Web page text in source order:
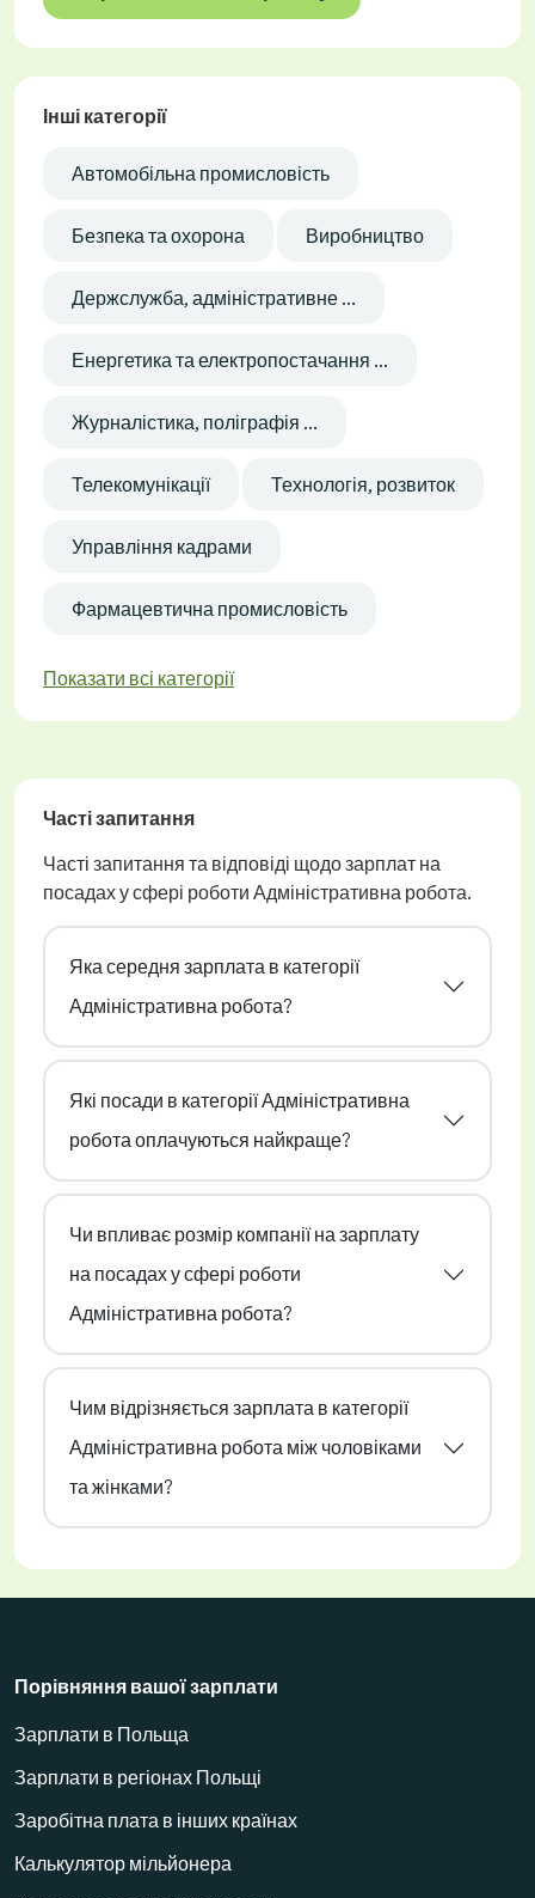
Інші категорії
Автомобільна промисловість
Безпека та охорона Виробництво
Держслужба, адміністративне ...
Енергетика та електропостачання ...
Журналістика, поліграфія ...
Телекомунікації Технологія, розвиток
Управління кадрами
Фармацевтична промисловість
Показати всі категорії
Часті запитання
Часті запитання та відповіді щодо зарплат на
посадах у сфері роботи Адміністративна робота.
Яка середня зарплата в категорії
Адміністративна робота?
Які посади в категорії Адміністративна
робота оплачуються найкраще?
Чи впливає розмір компанії на зарплату
на посадах у сфері роботи
Адміністративна робота?
Чим відрізняється зарплата в категорії
Адміністративна робота між чоловіками
та жінками?
Порівняння вашої зарплати
Зарплати в Польща
Зарплати в регіонах Польщі
Заробітна плата в інших країнах
Калькулятор мільйонера